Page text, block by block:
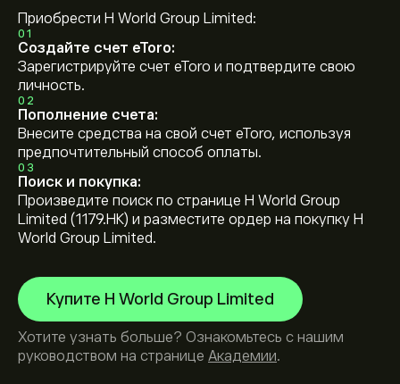
Приобрести H World Group Limited:
01
Создайте счет eToro:
Зарегистрируйте счет eToro и подтвердите свою
личность.
02
Пополнение счета:
Внесите средства на свой счет eToro, используя
предпочтительный способ оплаты.
03
Поиск и покупка:
Произведите поиск по странице H World Group
Limited (1179.HK) и разместите ордер на покупку H
World Group Limited.
Купите H World Group Limited
Хотите узнать больше? Ознакомьтесь с нашим
руководством на странице Академии.